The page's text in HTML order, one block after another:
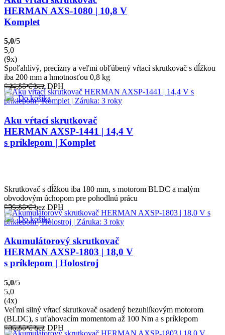
HERMAN AXS-1080 | 10,8 V
Komplet
5,0/5
5,0
(9x)
Spoľahlivý, precízny a veľmi obľúbený vŕtací skrutkovač s dĺžkou
iba 200 mm a hmotnosťou 0,8 kg
144,00€bez DPH
Do košíka
Aku vŕtací skrutkovač
HERMAN AXSP-1441 | 14,4 V
s príklepom | Komplet
Skrutkovač s dĺžkou iba 180 mm, s motorom BLDC a malým
obvodovým úchopom pre pohodlnú prácu
259,00€bez DPH
Do košíka
Akumulátorový skrutkovač
HERMAN AXSP-1803 | 18,0 V
s príklepom | Holostroj
5,0/5
5,0
(4x)
Veľmi silný vŕtací skrutkovač osadený bezuhlíkovým motorom
(BLDC), s uťahovacím momentom až 100 Nm a s príklepom
186,00€bez DPH